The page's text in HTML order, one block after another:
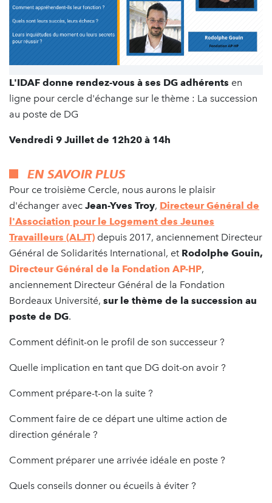
L'IDAF donne rendez-vous à ses DG adhérents en
ligne pour cercle d'échange sur le thème : La succession
au poste de DG
Vendredi 9 Juillet de 12h20 à 14h
EN SAVOIR PLUS
Pour ce troisième Cercle, nous aurons le plaisir
d'échanger avec Jean-Yves Troy, Directeur Général de
l'Association pour le Logement des Jeunes
Travailleurs (ALJT) depuis 2017, anciennement Directeur
Général de Solidarités International, et Rodolphe Gouin,
Directeur Général de la Fondation AP-HP,
anciennement Directeur Général de la Fondation
Bordeaux Université, sur le thème de la succession au
poste de DG.
Comment définit-on le profil de son successeur ?
Quelle implication en tant que DG doit-on avoir ?
Comment prépare-t-on la suite ?
Comment faire de ce départ une ultime action de
direction générale ?
Comment préparer une arrivée idéale en poste ?
Quels conseils donner ou écueils à éviter ?